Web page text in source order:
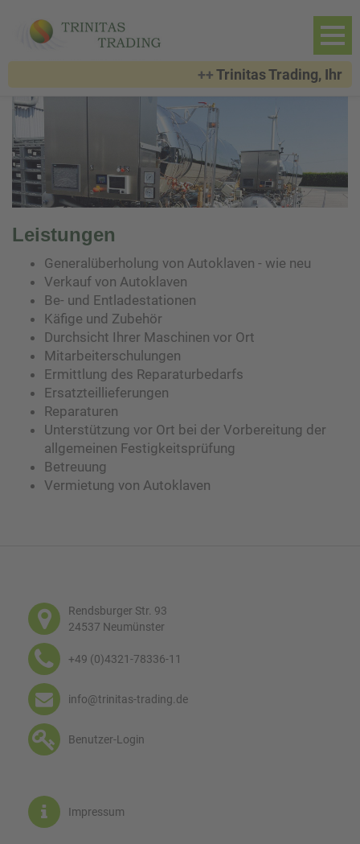
++Trinitas Trading, Ihr
Leistungen
Generalüberholung von Autoklaven - wie neu
Verkauf von Autoklaven
Be- und Entladestationen
Käfige und Zubehör
Durchsicht Ihrer Maschinen vor Ort
Mitarbeiterschulungen
Ermittlung des Reparaturbedarfs
Ersatzteillieferungen
Reparaturen
Unterstützung vor Ort bei der Vorbereitung der
allgemeinen Festigkeitsprüfung
Betreuung
Vermietung von Autoklaven
Rendsburger Str. 93
24537 Neumünster
+49 (0)4321-78336-11
info@trinitas-trading.de
Benutzer-Login
Impressum